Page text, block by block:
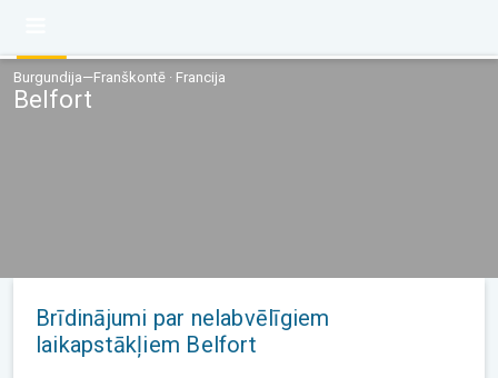
Burgundija—Franškontē · Francija
Belfort
Brīdinājumi par nelabvēlīgiem
laikapstākļiem Belfort